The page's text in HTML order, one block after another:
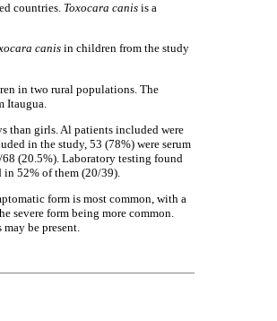
countries. Toxocara canis is a
canis in children from the study
in two rural populations. The
Itaugua.
than girls. Al patients included were
in the study, 53 (78%) were serum
(20.5%). Laboratory testing found
52% of them (20/39).
form is most common, with a
severe form being more common.
be present.